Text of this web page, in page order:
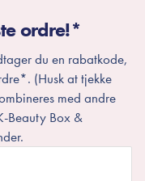
ordre!*
du en rabatkode,
(Husk at tjekke
med andre
Beauty Box &